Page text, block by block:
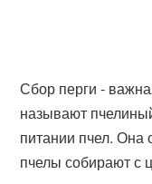
Сбор перги -
называют
питании пчел. Она
пчелы собирают с